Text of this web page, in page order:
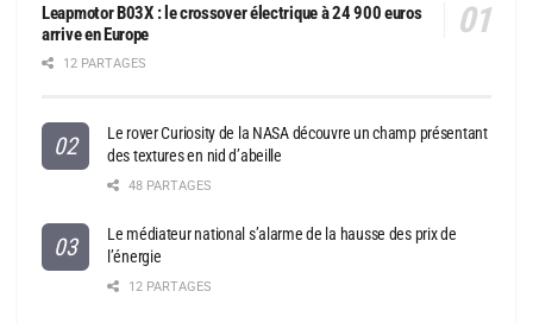
Leapmotor B03X : le crossover électrique à 24 900 euros
arrive en Europe
12 PARTAGES
Le rover Curiosity de la NASA découvre un champ présentant
des textures en nid d’abeille
48 PARTAGES
Le médiateur national s’alarme de la hausse des prix de
l’énergie
12 PARTAGES